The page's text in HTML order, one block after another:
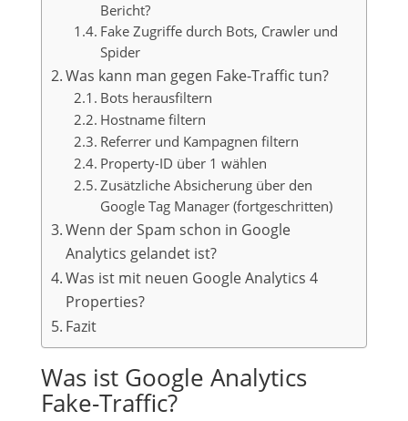
Bericht?
Fake Zugriffe durch Bots, Crawler und
Spider
Was kann man gegen Fake-Traffic tun?
Bots herausfiltern
Hostname filtern
Referrer und Kampagnen filtern
Property-ID über 1 wählen
Zusätzliche Absicherung über den
Google Tag Manager (fortgeschritten)
Wenn der Spam schon in Google
Analytics gelandet ist?
Was ist mit neuen Google Analytics 4
Properties?
Fazit
Was ist Google Analytics
Fake-Traffic?